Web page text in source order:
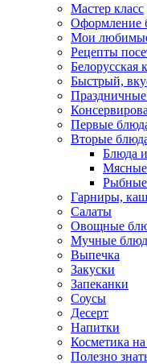
Мастер класс
Оформление
Мои
Рецепты
Белорусская
Быстрый,
Первые
Вторые
Блюда
Гарниры,
Салаты
Овощные
Мучные
Выпечка
Закуски
Запеканки
Соусы
Десерт
Напитки
Косметика
Полезно